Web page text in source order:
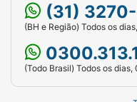
(31)
(BH e Região) Todos os
(Todo Brasil) Todos os